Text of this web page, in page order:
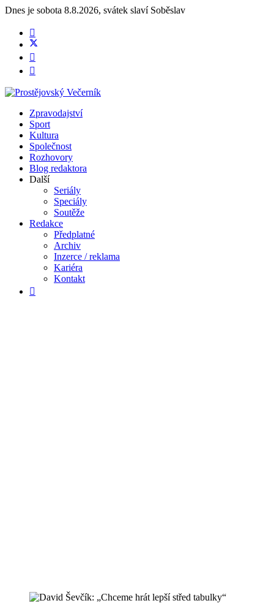
Dnes je sobota 8.8.2026, svátek slaví Soběslav
Zpravodajství
Sport
Kultura
Společnost
Rozhovory
Blog redaktora
Další
Seriály
Speciály
Soutěže
Redakce
Předplatné
Archiv
Inzerce / reklama
Kariéra
Kontakt